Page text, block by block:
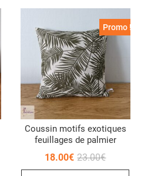
Promo !
Coussin motifs exotiques
feuillages de palmier
23.00€Le
18.00€
Le